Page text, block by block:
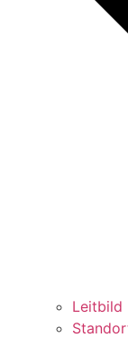
Leitbild